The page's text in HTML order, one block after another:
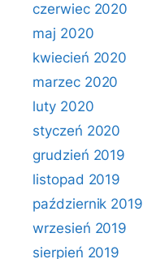
czerwiec 2020
maj 2020
kwiecień 2020
marzec 2020
luty 2020
styczeń 2020
grudzień 2019
listopad 2019
październik 2019
wrzesień 2019
sierpień 2019